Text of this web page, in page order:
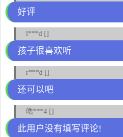
好评
l***d []
孩子很喜欢听
r***d []
还可以吧
皓***4 []
此用户没有填写评论!